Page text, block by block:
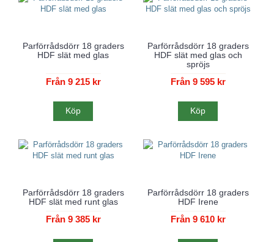
Parförrådsdörr 18 graders
HDF slät med glas
Från 9 215 kr
Köp
Parförrådsdörr 18 graders
HDF slät med glas och
spröjs
Från 9 595 kr
Köp
Parförrådsdörr 18 graders
HDF slät med runt glas
Från 9 385 kr
Parförrådsdörr 18 graders
HDF Irene
Från 9 610 kr